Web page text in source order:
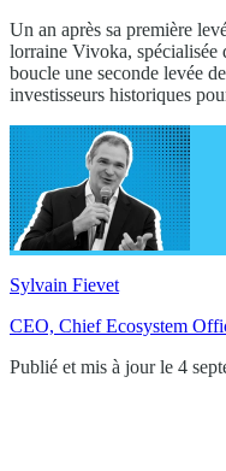
Un an après sa première
lorraine Vivoka, spécialisée
boucle une seconde levée
investisseurs historiques
Sylvain Fievet
CEO, Chief Ecosystem
Publié et mis à jour le 4